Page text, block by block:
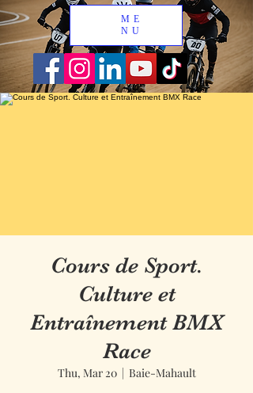
ME
NU
Cours de Sport.
Culture et
Entraînement BMX
Race
Thu, Mar 20
  |
Baie-Mahault